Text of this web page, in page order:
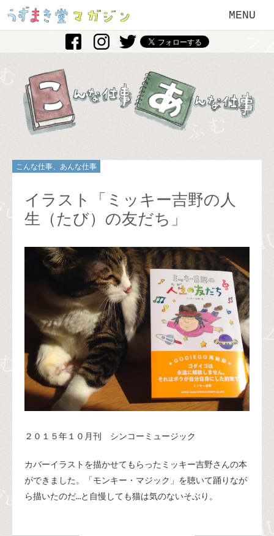
MENU
こんな仕事、あんな仕事
イラスト「ミッキー吉野の人
生（たび）の友だち」
２０１５年１０月刊 シンコーミュージック
カバーイラストを描かせてもらったミッキー吉野さんの本
ができました。「モンキー・マジック」を聴いて踊りなが
ら描いたのだ…と自慢しても猫は気のないそぶり。